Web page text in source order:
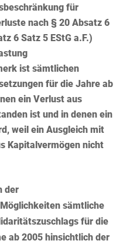
für
nach § 20 Absatz 6
6 Satz 5 EStG a.F.)
ist sämtlichen
für die Jahre ab
ein Verlust aus
ist und in denen ein
weil ein Ausgleich mit
Kapitalvermögen nicht
der
sämtliche
für die
ab 2005 hinsichtlich der